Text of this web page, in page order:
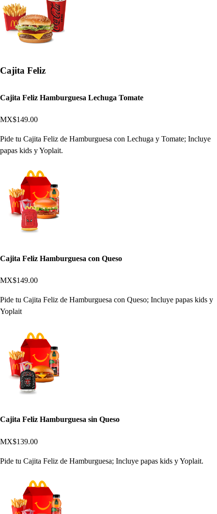
Cajita Feliz
Cajita Feliz Hamburguesa Lechuga Tomate
MX$149.00
Pide tu Cajita Feliz de Hamburguesa con Lechuga y Tomate; Incluye
papas kids y Yoplait.
Cajita Feliz Hamburguesa con Queso
MX$149.00
Pide tu Cajita Feliz de Hamburguesa con Queso; Incluye papas kids y
Yoplait
Cajita Feliz Hamburguesa sin Queso
MX$139.00
Pide tu Cajita Feliz de Hamburguesa; Incluye papas kids y Yoplait.